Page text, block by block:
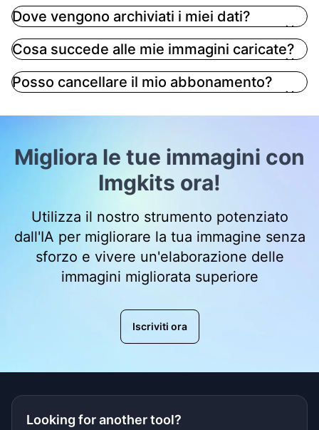
Dove vengono archiviati i miei dati?
Cosa succede alle mie immagini caricate?
Posso cancellare il mio abbonamento?
Migliora le tue immagini con
Imgkits ora!
Utilizza il nostro strumento potenziato
dall'IA per migliorare la tua immagine senza
sforzo e vivere un'elaborazione delle
immagini migliorata superiore
Iscriviti ora
Looking for another tool?